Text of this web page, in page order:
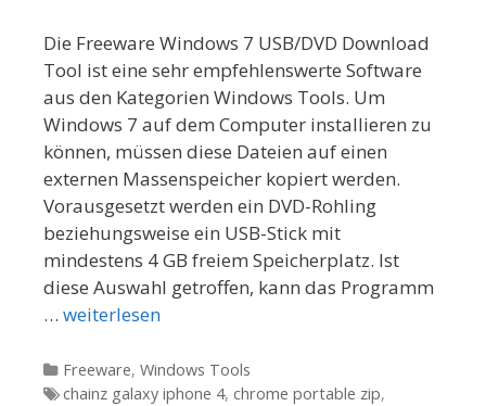
Die Freeware Windows 7 USB/DVD Download
Tool ist eine sehr empfehlenswerte Software
aus den Kategorien Windows Tools. Um
Windows 7 auf dem Computer installieren zu
können, müssen diese Dateien auf einen
externen Massenspeicher kopiert werden.
Vorausgesetzt werden ein DVD-Rohling
beziehungsweise ein USB-Stick mit
mindestens 4 GB freiem Speicherplatz. Ist
diese Auswahl getroffen, kann das Programm
… weiterlesen
Kategorien
Freeware, Windows Tools
Tags
chainz galaxy iphone 4, chrome portable zip,